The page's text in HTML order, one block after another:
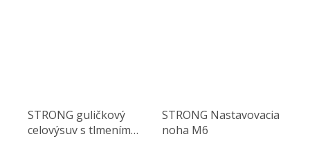
STRONG guličkový
celovýsuv s tlmením
STRONG Nastavovacia
noha M6